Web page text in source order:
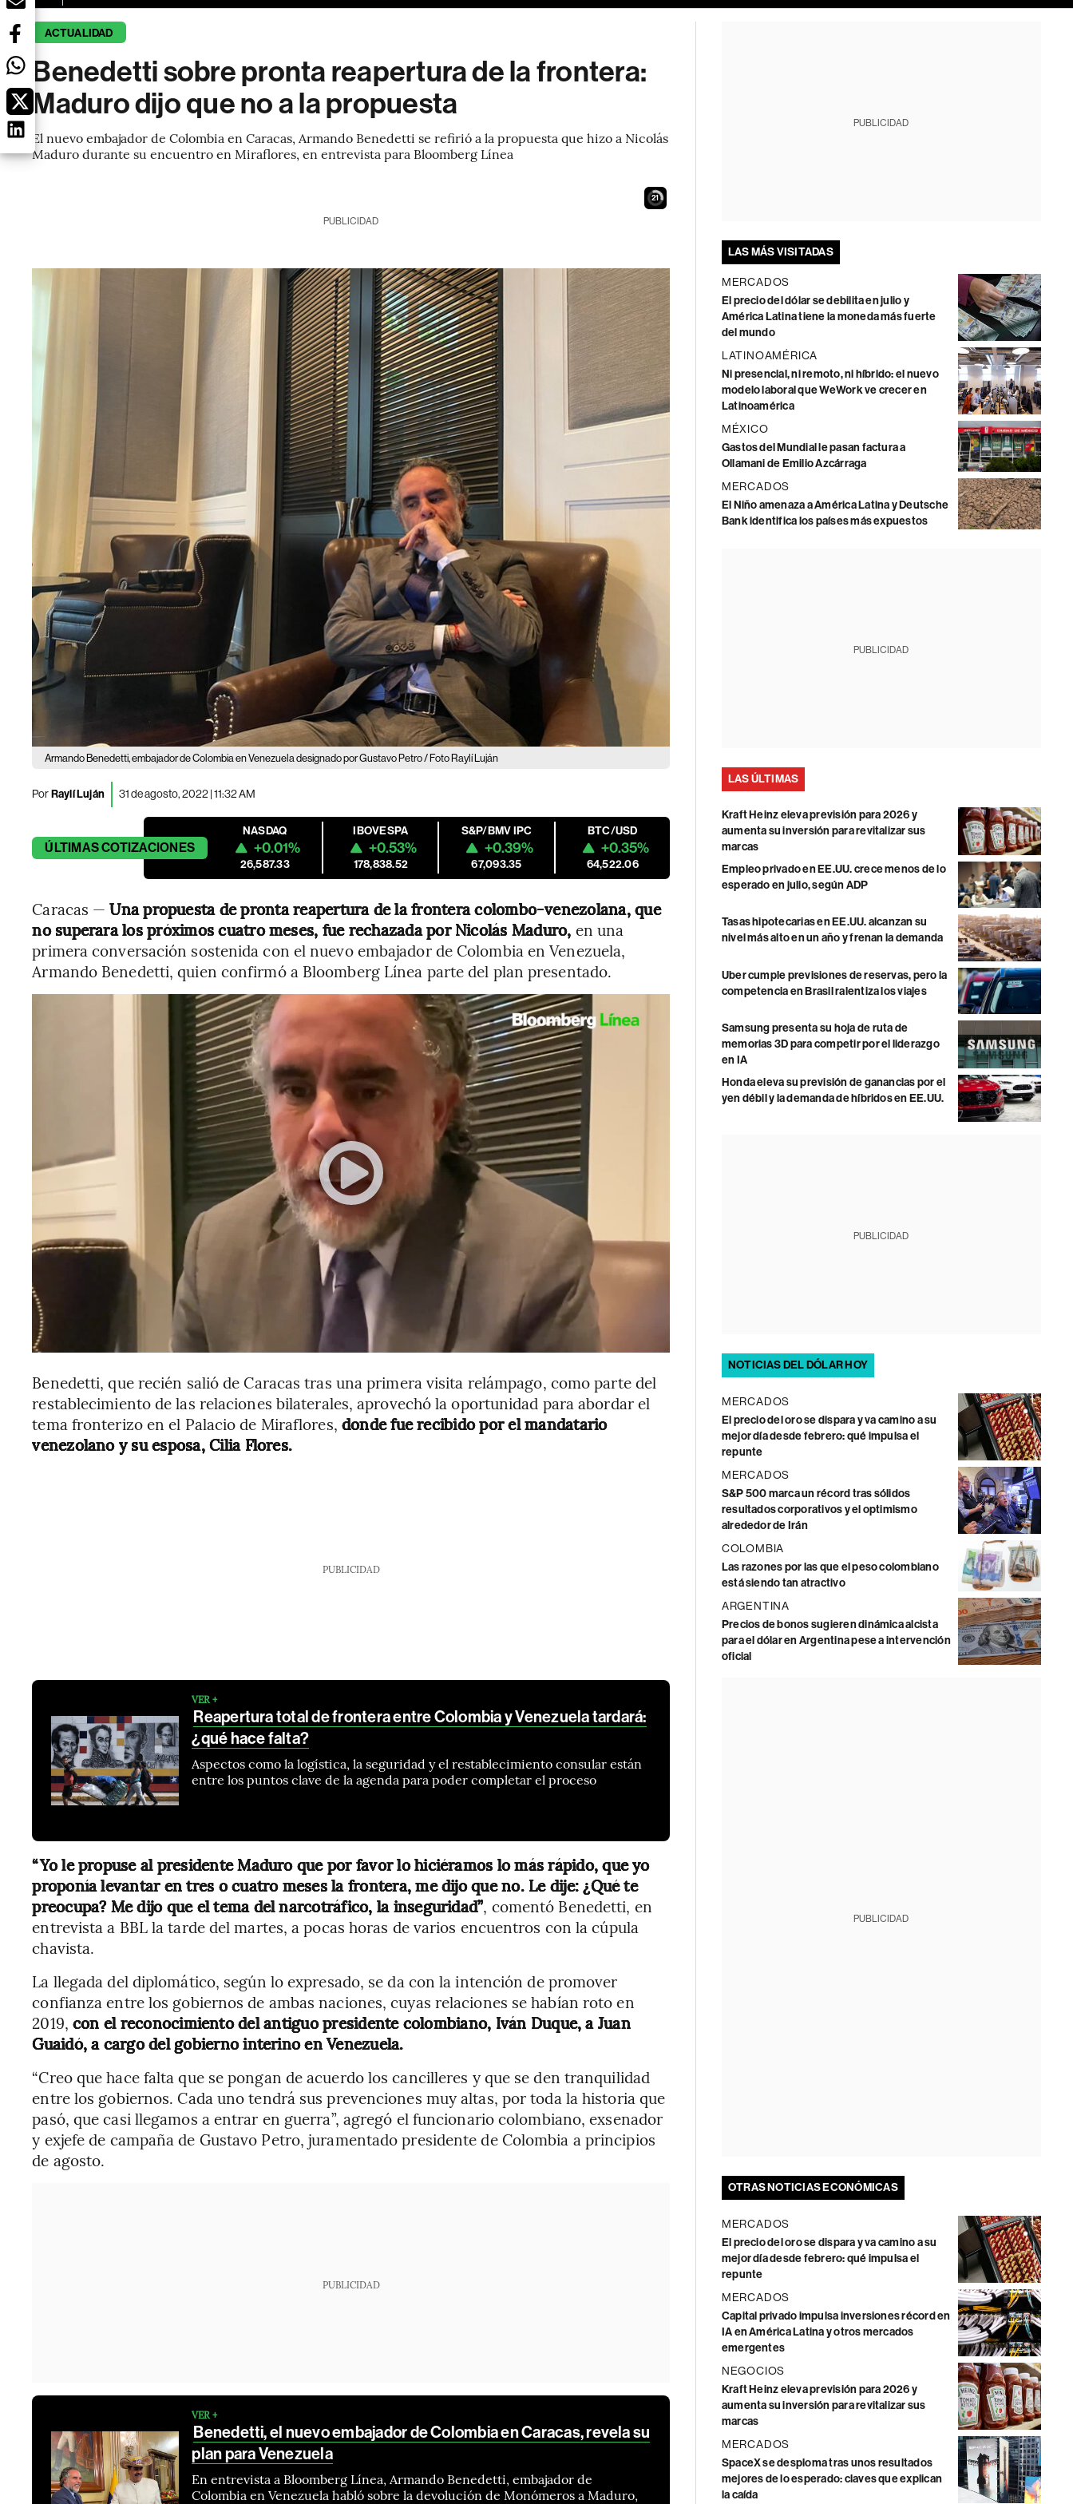
ACTUALIDAD
Benedetti sobre pronta reapertura de la frontera:
Maduro dijo que no a la propuesta
El nuevo embajador de Colombia en Caracas, Armando Benedetti se refirió a la propuesta que hizo a Nicolás
Maduro durante su encuentro en Miraflores, en entrevista para Bloomberg Línea
20
PUBLICIDAD
Armando Benedetti, embajador de Colombia en Venezuela designado por Gustavo Petro / Foto Raylí Luján
PorRaylí Luján 31 de agosto, 2022 | 11:32 AM
ÚLTIMASCOTIZACIONES
NASDAQ
+0.01%
26,587.33
IBOVESPA
+0.53%
178,838.52
S&P/BMV IPC
+0.39%
67,093.35
BTC/USD
+0.35%
64,522.06
Caracas —Una propuesta de pronta reapertura de la frontera colombo-venezolana, que
no superara los próximos cuatro meses, fue rechazada por Nicolás Maduro, en una
primera conversación sostenida con el nuevo embajador de Colombia en Venezuela,
Armando Benedetti, quien confirmó a Bloomberg Línea parte del plan presentado.
Benedetti, que recién salió de Caracas tras una primera visita relámpago, como parte del
restablecimiento de las relaciones bilaterales, aprovechó la oportunidad para abordar el
tema fronterizo en el Palacio de Miraflores, donde fue recibido por el mandatario
venezolano y su esposa, Cilia Flores.
PUBLICIDAD
VER +
Reapertura total de frontera entre Colombia y Venezuela tardará:
¿qué hace falta?
Aspectos como la logística, la seguridad y el restablecimiento consular están
entre los puntos clave de la agenda para poder completar el proceso
“Yo le propuse al presidente Maduro que por favor lo hiciéramos lo más rápido, que yo
proponía levantar en tres o cuatro meses la frontera, me dijo que no. Le dije: ¿Qué te
preocupa? Me dijo que el tema del narcotráfico, la inseguridad”, comentó Benedetti, en
entrevista a BBL la tarde del martes, a pocas horas de varios encuentros con la cúpula
chavista.
La llegada del diplomático, según lo expresado, se da con la intención de promover
confianza entre los gobiernos de ambas naciones, cuyas relaciones se habían roto en
2019, con el reconocimiento del antiguo presidente colombiano, Iván Duque, a Juan
Guaidó, a cargo del gobierno interino en Venezuela.
“Creo que hace falta que se pongan de acuerdo los cancilleres y que se den tranquilidad
entre los gobiernos. Cada uno tendrá sus prevenciones muy altas, por toda la historia que
pasó, que casi llegamos a entrar en guerra”, agregó el funcionario colombiano, exsenador
y exjefe de campaña de Gustavo Petro, juramentado presidente de Colombia a principios
de agosto.
PUBLICIDAD
VER +
Benedetti, el nuevo embajador de Colombia en Caracas, revela su
plan para Venezuela
En entrevista a Bloomberg Línea, Armando Benedetti, embajador de
Colombia en Venezuela habló sobre la devolución de Monómeros a Maduro,
PUBLICIDAD
LAS MÁS VISITADAS
MERCADOS
El precio del dólar se debilita en julio y
América Latina tiene la moneda más fuerte
del mundo
LATINOAMÉRICA
Ni presencial, ni remoto, ni híbrido: el nuevo
modelo laboral que WeWork ve crecer en
Latinoamérica
MÉXICO
Gastos del Mundial le pasan factura a
Ollamani de Emilio Azcárraga
MERCADOS
El Niño amenaza a América Latina y Deutsche
Bank identifica los países más expuestos
PUBLICIDAD
LAS ÚLTIMAS
Kraft Heinz eleva previsión para 2026 y
aumenta su inversión para revitalizar sus
marcas
Empleo privado en EE.UU. crece menos de lo
esperado en julio, según ADP
Tasas hipotecarias en EE.UU. alcanzan su
nivel más alto en un año y frenan la demanda
Uber cumple previsiones de reservas, pero la
competencia en Brasil ralentiza los viajes
Samsung presenta su hoja de ruta de
memorias 3D para competir por el liderazgo
en IA
Honda eleva su previsión de ganancias por el
yen débil y la demanda de híbridos en EE.UU.
PUBLICIDAD
NOTICIAS DEL DÓLAR HOY
MERCADOS
El precio del oro se dispara y va camino a su
mejor día desde febrero: qué impulsa el
repunte
MERCADOS
S&P 500 marca un récord tras sólidos
resultados corporativos y el optimismo
alrededor de Irán
COLOMBIA
Las razones por las que el peso colombiano
está siendo tan atractivo
ARGENTINA
Precios de bonos sugieren dinámica alcista
para el dólar en Argentina pese a intervención
oficial
PUBLICIDAD
OTRAS NOTICIAS ECONÓMICAS
MERCADOS
El precio del oro se dispara y va camino a su
mejor día desde febrero: qué impulsa el
repunte
MERCADOS
Capital privado impulsa inversiones récord en
IA en América Latina y otros mercados
emergentes
NEGOCIOS
Kraft Heinz eleva previsión para 2026 y
aumenta su inversión para revitalizar sus
marcas
MERCADOS
SpaceX se desploma tras unos resultados
mejores de lo esperado: claves que explican
la caída